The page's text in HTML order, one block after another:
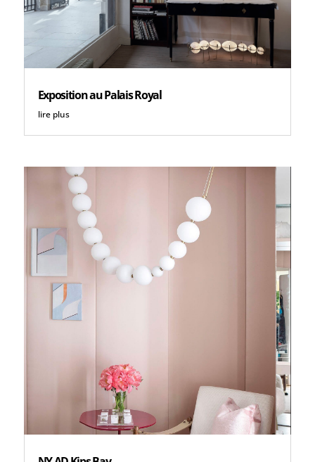
Exposition au Palais Royal
lire plus